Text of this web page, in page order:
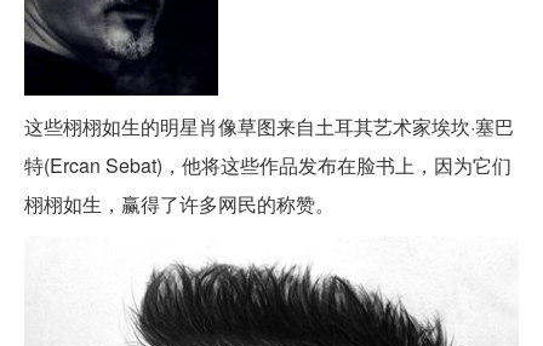
这些栩栩如生的明星肖像草图来自土耳其艺术家埃坎·塞巴
特(Ercan Sebat)，他将这些作品发布在脸书上，因为它们
栩栩如生，赢得了许多网民的称赞。